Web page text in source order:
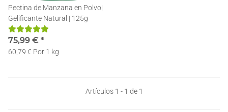
Pectina de Manzana en Polvo|
Gelificante Natural | 125g
75,99 € *
60,79 € Por 1 kg
Artículos 1 - 1 de 1